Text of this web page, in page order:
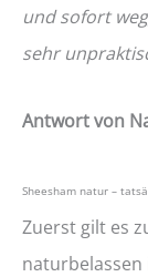
und sofort
sehr
Antwort von
Sheesham natur –
Zuerst gilt es